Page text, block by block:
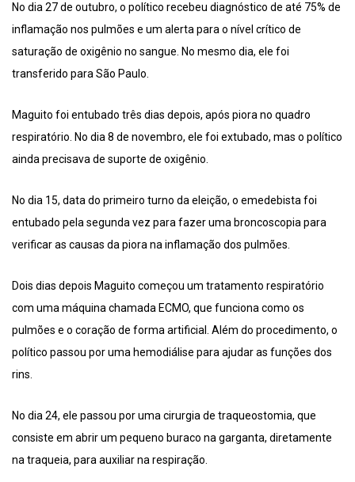
No dia 27 de outubro, o político recebeu diagnóstico de até 75% de
inflamação nos pulmões e um alerta para o nível crítico de
saturação de oxigênio no sangue. No mesmo dia, ele foi
transferido para São Paulo.
Maguito foi entubado três dias depois, após piora no quadro
respiratório. No dia 8 de novembro, ele foi extubado, mas o político
ainda precisava de suporte de oxigênio.
No dia 15, data do primeiro turno da eleição, o emedebista foi
entubado pela segunda vez para fazer uma broncoscopia para
verificar as causas da piora na inflamação dos pulmões.
Dois dias depois Maguito começou um tratamento respiratório
com uma máquina chamada ECMO, que funciona como os
pulmões e o coração de forma artificial. Além do procedimento, o
político passou por uma hemodiálise para ajudar as funções dos
rins.
No dia 24, ele passou por uma cirurgia de traqueostomia, que
consiste em abrir um pequeno buraco na garganta, diretamente
na traqueia, para auxiliar na respiração.